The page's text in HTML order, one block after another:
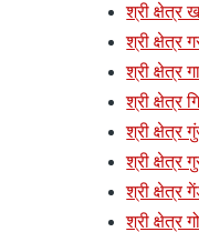
श्री क्षेत्र
श्री क्षेत्र
श्री क्षेत्र
श्री क्षेत्र
श्री क्षेत्र
श्री क्षेत्र
श्री क्षेत्र
श्री क्षेत्र